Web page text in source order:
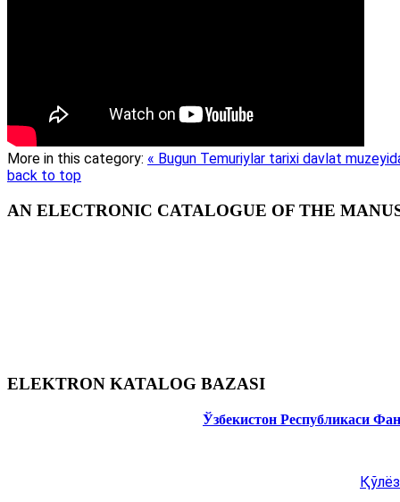
More in this category: « Bugun Temuriylar tarixi davlat
back to top
AN ELECTRONIC CATALOGUE OF THE
ELEKTRON KATALOG BAZASI
Ўзбекистон Республикаси